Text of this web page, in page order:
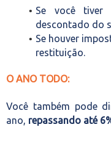
Se você
descontado do
Se houver
restituição.
O ANO TODO:
Você também pode
ano, repassando até